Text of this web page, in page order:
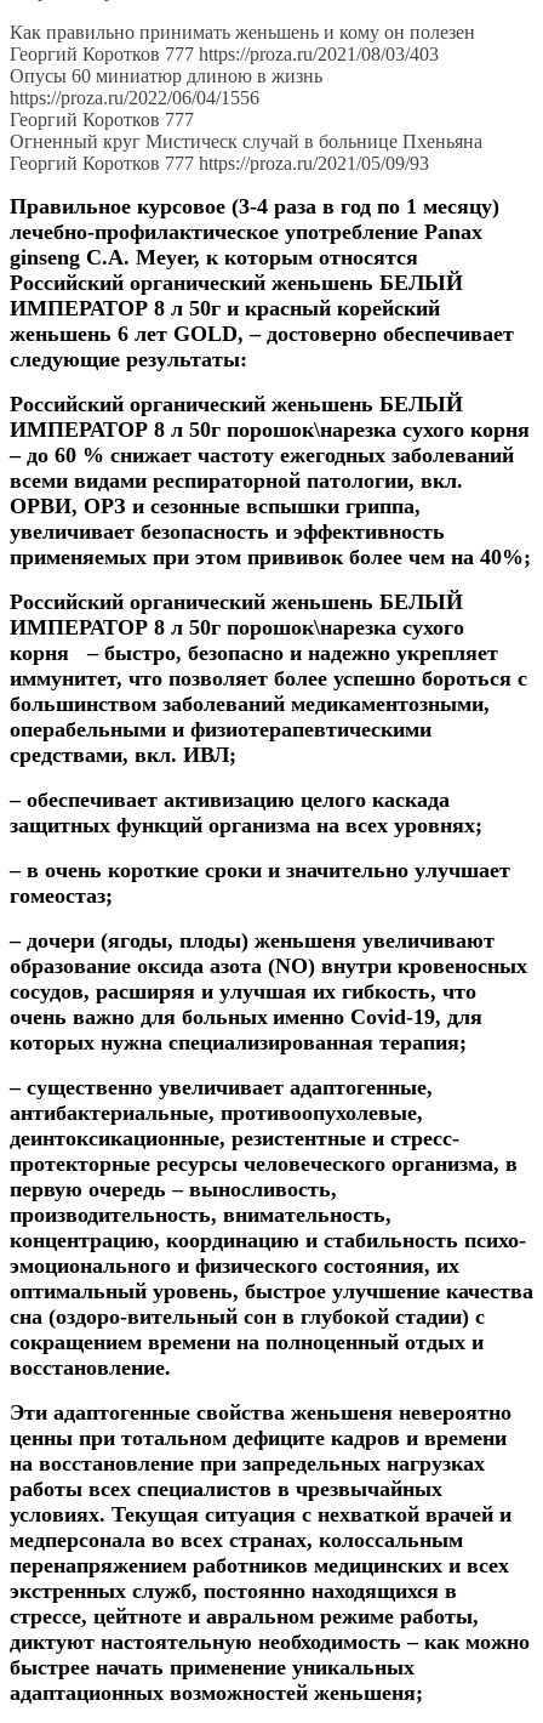
Как правильно принимать женьшень и кому он полезен
Георгий Коротков 777 https://proza.ru/2021/08/03/403
Опусы 60 миниатюр длиною в жизнь
https://proza.ru/2022/06/04/1556
Георгий Коротков 777
Огненный круг Мистическ случай в больнице Пхеньяна
Георгий Коротков 777 https://proza.ru/2021/05/09/93
Правильное курсовое (3-4 раза в год по 1 месяцу)
лечебно-профилактическое употребление Panax
ginseng C.A. Meyer, к которым относятся
Российский органический женьшень БЕЛЫЙ
ИМПЕРАТОР 8 л 50г и красный корейский
женьшень 6 лет GOLD, – достоверно обеспечивает
следующие результаты:
Российский органический женьшень БЕЛЫЙ
ИМПЕРАТОР 8 л 50г порошок\нарезка сухого корня
–до 60 % снижает частоту ежегодных заболеваний
всеми видами респираторной патологии, вкл.
ОРВИ, ОРЗ и сезонные вспышки гриппа,
увеличивает безопасность и эффективность
применяемых при этом прививок более чем на 40%;
Российский органический женьшень БЕЛЫЙ
ИМПЕРАТОР 8 л 50г порошок\нарезка сухого
корня – быстро, безопасно и надежно укрепляет
иммунитет, что позволяет более успешно бороться с
большинством заболеваний медикаментозными,
операбельными и физиотерапевтическими
средствами, вкл. ИВЛ;
– обеспечивает активизацию целого каскада
защитных функций организма на всех уровнях;
– в очень короткие сроки и значительно улучшает
гомеостаз;
– дочери (ягоды, плоды) женьшеня увеличивают
образование оксида азота (NO) внутри кровеносных
сосудов, расширяя и улучшая их гибкость, что
очень важно для больных именно Covid-19, для
которых нужна специализированная терапия;
– существенно увеличивает адаптогенные,
антибактериальные, противоопухолевые,
деинтоксикационные, резистентные и стресс-
протекторные ресурсы человеческого организма, в
первую очередь – выносливость,
производительность, внимательность,
концентрацию, координацию и стабильность психо-
эмоционального и физического состояния, их
оптимальный уровень, быстрое улучшение качества
сна (оздоро-вительный сон в глубокой стадии) с
сокращением времени на полноценный отдых и
восстановление.
Эти адаптогенные свойства женьшеня невероятно
ценны при тотальном дефиците кадров и времени
на восстановление при запредельных нагрузках
работы всех специалистов в чрезвычайных
условиях. Текущая ситуация с нехваткой врачей и
медперсонала во всех странах, колоссальным
перенапряжением работников медицинских и всех
экстренных служб, постоянно находящихся в
стрессе, цейтноте и авральном режиме работы,
диктуют настоятельную необходимость – как можно
быстрее начать применение уникальных
адаптационных возможностей женьшеня;